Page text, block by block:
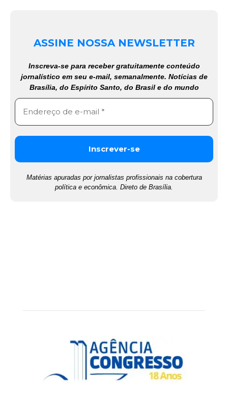
ASSINE NOSSA NEWSLETTER
Inscreva-se para receber gratuitamente conteúdo
jornalístico em seu e-mail, semanalmente. Notícias de
Brasília, do Espírito Santo, do Brasil e do mundo
Matérias apuradas por jornalistas profissionais na cobertura
política e econômica. Direto de Brasília.